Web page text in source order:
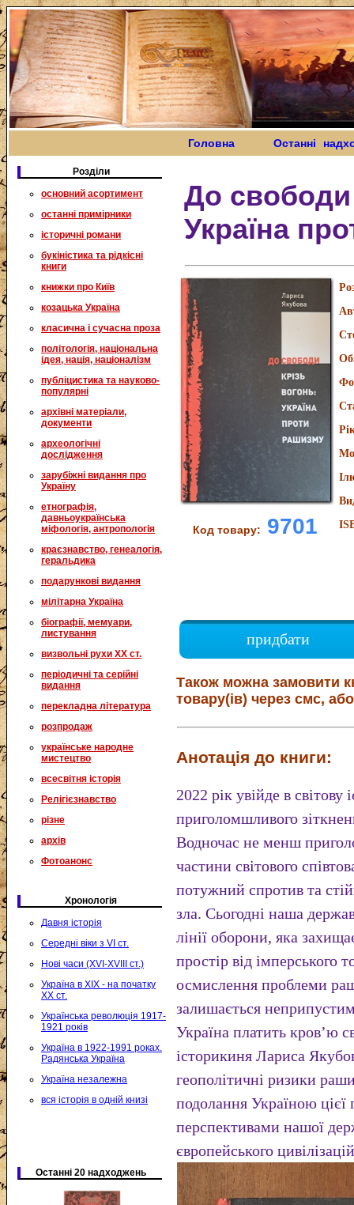
Головна Останні
Розділи
основний асортимент
останні примірники
історичні романи
букіністика та рідкісні
книги
книжки про Київ
козацька Україна
класична і сучасна проза
політологія, національна
ідея, нація, націоналізм
публіцистика та науково-
популярні
архівні матеріали,
документи
археологічні
дослідження
зарубіжні видання про
Україну
етнографія,
давньоукраїнська
міфологія, антропологія
краєзнавство, генеалогія,
геральдика
подарункові видання
мілітарна Україна
біографії, мемуари,
листування
визвольні рухи XX ст.
періодичні та серійні
видання
перекладна література
розпродаж
українське народне
мистецтво
всесвітня історія
Релігієзнавство
різне
архів
Фотоанонс
Хронологія
Давня історія
Середні віки з VI ст.
Нові часи (XVI-XVIII ст.)
Україна в XIX - на початку
XX ст.
Українська революція 1917-
1921 років
Україна в 1922-1991 роках.
Радянська Україна
Україна незалежна
вся історія в одній книзі
Останні 20 надходжень
До свободи
Україна
Код товару: 9701
придбати
Також можна замовити
товару(ів) через смс,
Анотація до книги:
2022 рік увійде в світову
приголомшливого
Водночас не менш
частини світового
потужний спротив та
зла. Сьогодні наша
лінії оборони, яка
простір від імперського
осмислення проблеми
залишається
Україна платить кров’ю
історикиня Лариса
геополітичні ризики
подолання Україною цієї
перспективами нашої
європейського